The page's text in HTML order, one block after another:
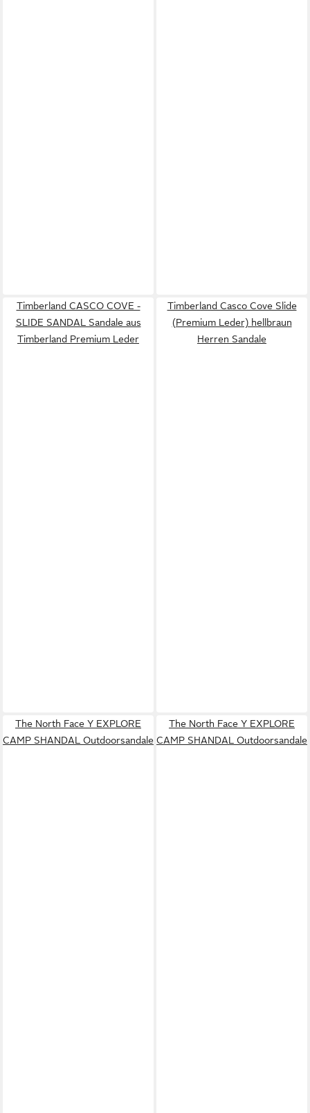
Timberland CASCO COVE -
SLIDE SANDAL Sandale aus
Timberland Premium Leder
Timberland Casco Cove Slide
(Premium Leder) hellbraun
Herren Sandale
The North Face Y EXPLORE
CAMP SHANDAL Outdoorsandale
The North Face Y EXPLORE
CAMP SHANDAL Outdoorsandale